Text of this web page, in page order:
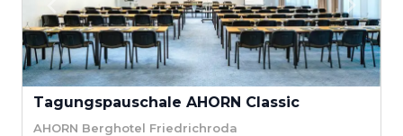
Tagungspauschale AHORN Classic
AHORN Berghotel Friedrichroda